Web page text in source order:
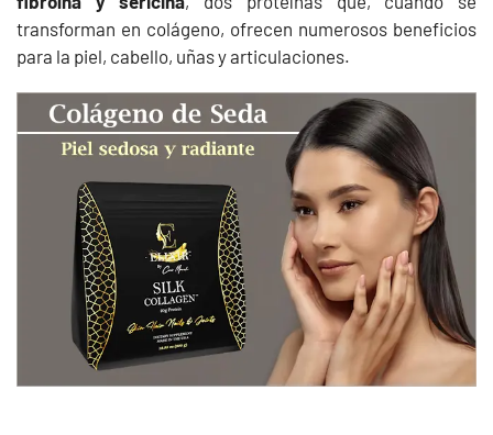
transforman en colágeno, ofrecen numerosos beneficios
para la piel, cabello, uñas y articulaciones.